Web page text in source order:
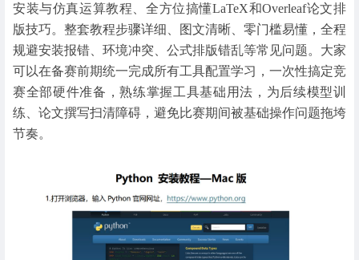
安装与仿真运算教程、全方位搞懂LaTeX和Overleaf论文排
版技巧。整套教程步骤详细、图文清晰、零门槛易懂，全程
规避安装报错、环境冲突、公式排版错乱等常见问题。大家
可以在备赛前期统一完成所有工具配置学习，一次性搞定竞
赛全部硬件准备，熟练掌握工具基础用法，为后续模型训
练、论文撰写扫清障碍，避免比赛期间被基础操作问题拖垮
节奏。